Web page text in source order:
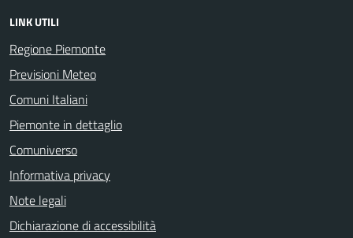
LINK UTILI
Regione Piemonte
Previsioni Meteo
Comuni Italiani
Piemonte in dettaglio
Comuniverso
Informativa privacy
Note legali
Dichiarazione di accessibilità